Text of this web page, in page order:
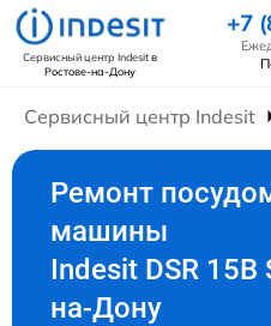
Сервисный центр Indesitв
Ростове-на-Дону
+7
Сервисный центр Indesit
Ремонт
машины
Indesit DSR 15B
на-Дону